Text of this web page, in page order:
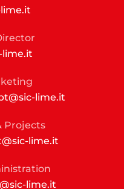
lime.it
lime.it
Projects
lime.it
lime.it